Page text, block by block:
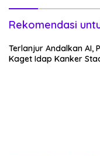
Rekomendasi
Terlanjur Andalkan AI,
Kaget Idap Kanker